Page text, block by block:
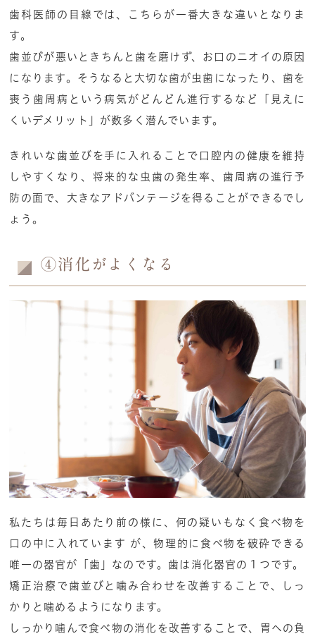
歯科医師の目線では、こちらが一番大きな違いとなりま
す。
歯並びが悪いときちんと歯を磨けず、お口のニオイの原因
になります。そうなると大切な歯が虫歯になったり、歯を
喪う歯周病という病気がどんどん進行するなど「見えに
くいデメリット」が数多く潜んでいます。
きれいな歯並びを手に入れることで口腔内の健康を維持
しやすくなり、将来的な虫歯の発生率、歯周病の進行予
防の面で、大きなアドバンテージを得ることができるでし
ょう。
④消化がよくなる
私たちは毎日あたり前の様に、何の疑いもなく食べ物を
口の中に入れています が、物理的に食べ物を破砕できる
唯一の器官が「歯」なのです。歯は消化器官の１つです。
矯正治療で歯並びと噛み合わせを改善することで、しっ
かりと噛めるようになります。
しっかり噛んで食べ物の消化を改善することで、胃への負